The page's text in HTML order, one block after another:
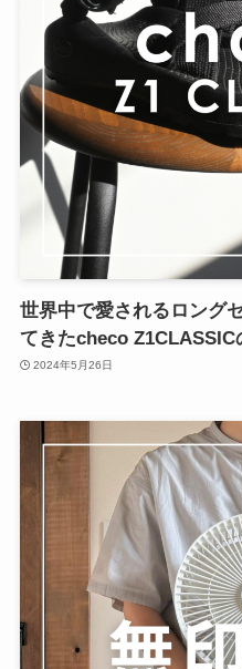
世界中で愛されるロング
てきたcheco Z1CLASSIC
2024年5月26日